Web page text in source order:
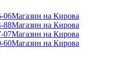
06Магазин на Кирова
88Магазин на Кирова
07Магазин на Кирова
60Магазин на Кирова